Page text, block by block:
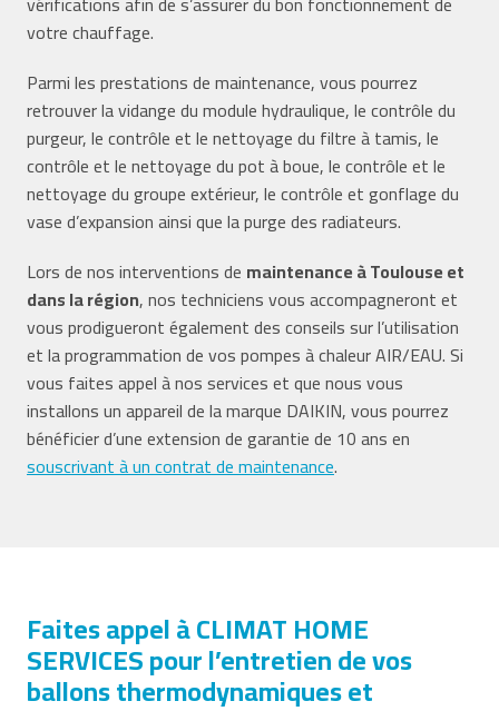
votre chauffage.
Parmi les prestations de maintenance, vous pourrez
retrouver la vidange du module hydraulique, le contrôle du
purgeur, le contrôle et le nettoyage du filtre à tamis, le
contrôle et le nettoyage du pot à boue, le contrôle et le
nettoyage du groupe extérieur, le contrôle et gonflage du
vase d’expansion ainsi que la purge des radiateurs.
Lors de nos interventions de maintenance à Toulouse et
dans la région, nos techniciens vous accompagneront et
vous prodigueront également des conseils sur l’utilisation
et la programmation de vos pompes à chaleur AIR/EAU. Si
vous faites appel à nos services et que nous vous
installons un appareil de la marque DAIKIN, vous pourrez
bénéficier d’une extension de garantie de 10 ans en
souscrivant à un contrat de maintenance.
Faites appel à CLIMAT HOME
SERVICES pour l’entretien de vos
ballons thermodynamiques et